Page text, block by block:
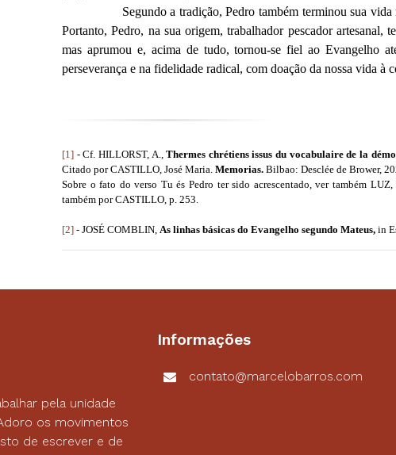
Segundo a tradição, Pedro também terminou sua
Portanto, Pedro, na sua origem, trabalhador pescador artesanal,
mas aprumou e, acima de tudo, tornou-se fiel ao Evangelho
perseverança e na fidelidade radical, com doação da nossa vida
[1] - Cf. HILLORST, A.,Thermes chrétiens issus du vocabulaire de la
Citado por CASTILLO, José Maria. Memorias. Bilbao: Desclée de Brower,
Sobre o fato do verso Tu és Pedro ter sido acrescentado, ver também LUZ,
também por CASTILLO, p. 253.
[2] - JOSÉ COMBLIN, As linhas básicas do Evangelho segundo Mateus, in
pela unidade
os movimentos
de escrever e de
Informações
contato@marcelobarros.com